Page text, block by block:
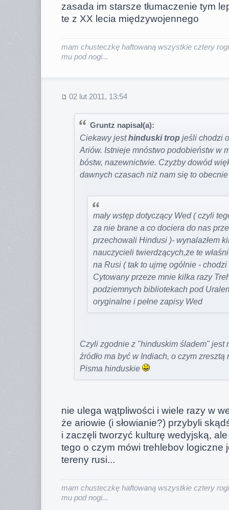
zasada im starsze tłumaczenie tym
te z XX lecia międzywojennego
mam chusteczkę haftowaną wszystkie cztery
mu pod nogi...
02 lut 2011, 13:54
Gruntz napisał(a):
Ciekawy jesthinduski trop jeśli chodzi
Ariów. Istnieje mnóstwo podobieństw w
bóstw, nazewnictwie. Czyżby dowód
dawnych czasach niż nam się to
mały wstęp dotyczący Wed ( czyli
za nie brane a co dociera do nas
przechowali Hindusi )- wynalazłem
nauczycieli twierdzących,że te
na Rusi ( tak to ujmę ogólnie -
Cytowany przeze mnie kilka razy
podziemnych bibliotekach pod
oryginalne i pełne zapisy Wed
Czyli zgodnie z "hinduskim śladem" jest
źródło ma być w Indiach, o czym
Pisma hinduskie
nie ulega wątpliwości i wiele razy w
że ariowie (i słowianie?) przybyli
i zaczęli tworzyć kulturę wedyjską,
tego o czym mówi trehlebov logiczne
tereny rusi...
mam chusteczkę haftowaną wszystkie cztery
mu pod nogi...